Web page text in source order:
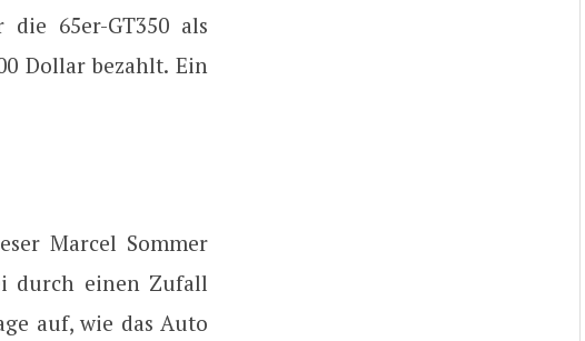
65er-GT350 als
Dollar bezahlt. Ein
Marcel Sommer
durch einen Zufall
auf, wie das Auto